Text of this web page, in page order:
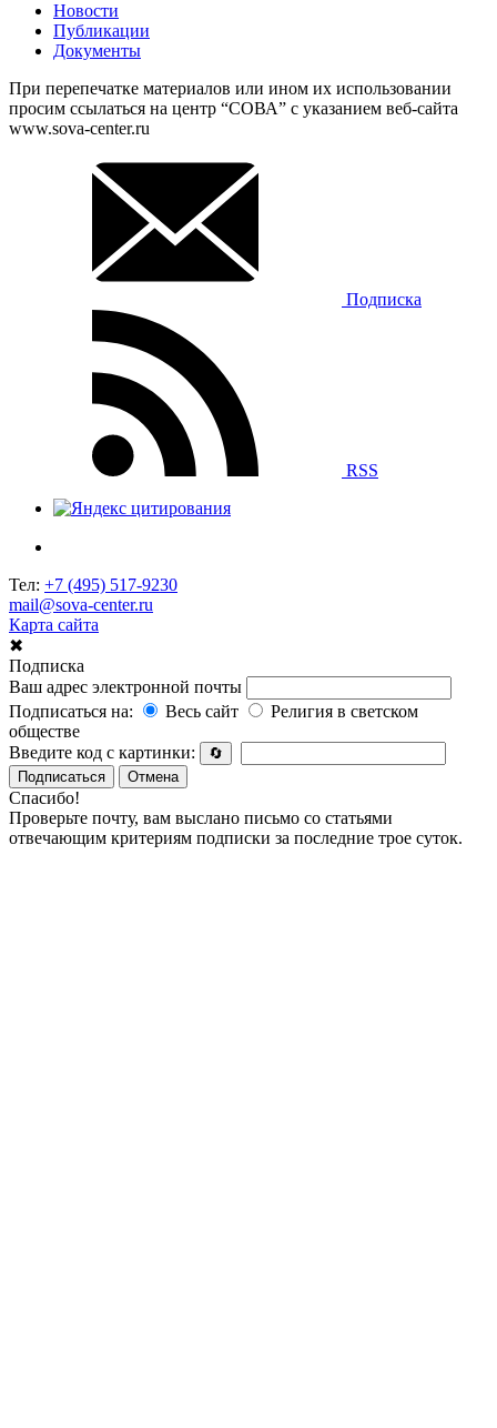
Новости
Публикации
Документы
При перепечатке материалов или ином их использовании
просим ссылаться на центр “СОВА” с указанием веб-сайта
www.sova-center.ru
Подписка
RSS
Тел: +7 (495) 517-9230
mail@sova-center.ru
Карта сайта
✖
Подписка
Ваш адрес электронной почты
Подписаться на:
Весь сайт
Религия в светском
обществе
Введите код с картинки:
🔄
Подписаться
Отмена
Спасибо!
Проверьте почту, вам выслано письмо со статьями
отвечающим критериям подписки за последние трое суток.